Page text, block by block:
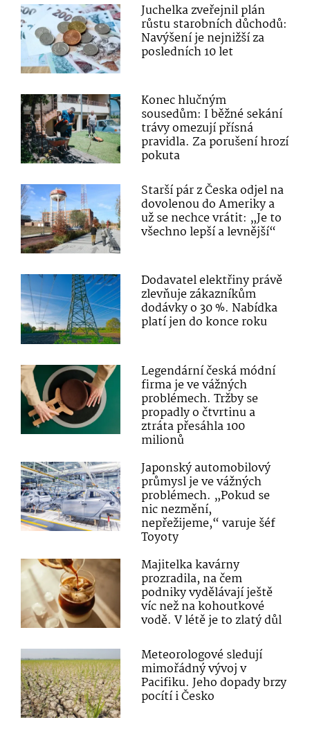
Juchelka zveřejnil plán
růstu starobních důchodů:
Navýšení je nejnižší za
posledních 10 let
Konec hlučným
sousedům: I běžné sekání
trávy omezují přísná
pravidla. Za porušení hrozí
pokuta
Starší pár z Česka odjel na
dovolenou do Ameriky a
už se nechce vrátit: „Je to
všechno lepší a levnější“
Dodavatel elektřiny právě
zlevňuje zákazníkům
dodávky o 30 %. Nabídka
platí jen do konce roku
Legendární česká módní
firma je ve vážných
problémech. Tržby se
propadly o čtvrtinu a
ztráta přesáhla 100
milionů
Japonský automobilový
průmysl je ve vážných
problémech. „Pokud se
nic nezmění,
nepřežijeme,“ varuje šéf
Toyoty
Majitelka kavárny
prozradila, na čem
podniky vydělávají ještě
víc než na kohoutkové
vodě. V létě je to zlatý důl
Meteorologové sledují
mimořádný vývoj v
Pacifiku. Jeho dopady brzy
pocítí i Česko